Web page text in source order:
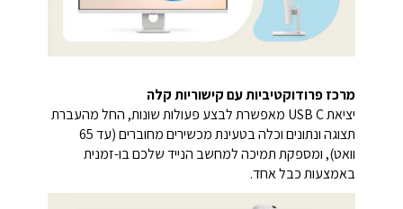
מרכז פרודוקטיביות עם קישוריות קלה
יציאת USB C מאפשרת לבצע פעולות שונות, החל מהעברת
תצוגה ונתונים וכלה בטעינת מכשירים מחוברים (עד 65
וואט), ומספקת תמיכה למחשב הנייד שלכם בו-זמנית
באמצעות כבל אחד.